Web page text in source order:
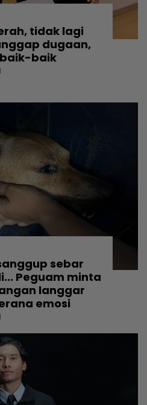
tidak lagi
dugaan,
baik
sebar
Peguam minta
langgar
emosi